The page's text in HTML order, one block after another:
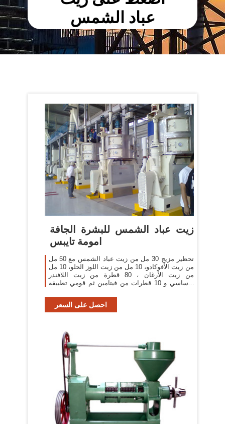
عباد الشمس
زيت عباد الشمس للبشرة الجافة
امومة تايبس
تحظير مزيج 30 مل من زيت عباد الشمس مع 50 مل
من زيت الأفوكادو، 10 مل من زيت اللوز الحلو، 10 مل
من زيت الأرغان ، 80 قطرة من زيت اللافندر
الأساسي و 10 قطرات من فيتامين ثم قومي تطبيقه
بشرتك
احصل على السعر